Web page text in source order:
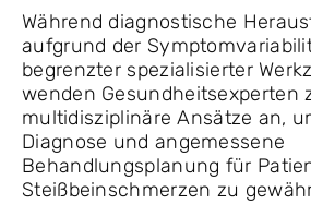
Während diagnostische
aufgrund der
begrenzter spezialisierter
wenden Gesundheitsexperten
multidisziplinäre Ansätze an,
Diagnose und angemessene
Behandlungsplanung für
Steißbeinschmerzen zu